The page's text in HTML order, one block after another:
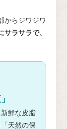
からジワジワ
サラサラで、
鮮な皮脂
天然の保